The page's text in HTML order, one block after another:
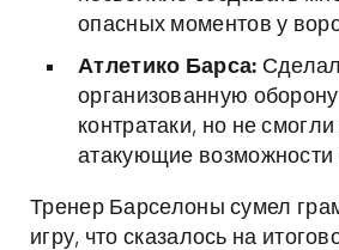
опасных моментов у
Атлетико Барса:
организованную
контратаки, но не
атакующие возможности
Тренер Барселоны сумел
игру, что сказалось на